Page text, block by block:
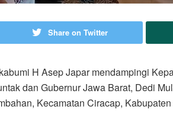
Share on Twitter
H Asep Japar mendampingi
dan Gubernur Jawa Barat, Dedi
Kecamatan Ciracap,